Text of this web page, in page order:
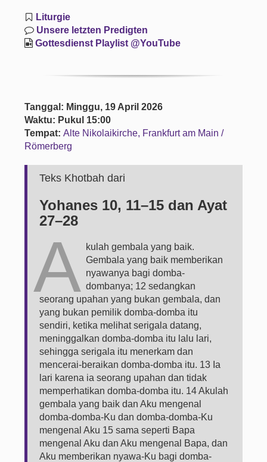
Liturgie
Unsere letzten Predigten
Gottesdienst Playlist @YouTube
Tanggal: Minggu, 19 April 2026
Waktu: Pukul 15:00
Tempat:Alte Nikolaikirche, Frankfurt am Main /
Römerberg
Teks Khotbah dari
Yohanes 10, 11–15 dan Ayat
27–28
A
kulah gembala yang baik.
Gembala yang baik memberikan
nyawanya bagi domba-
dombanya; 12 sedangkan
seorang upahan yang bukan gembala, dan
yang bukan pemilik domba-domba itu
sendiri, ketika melihat serigala datang,
meninggalkan domba-domba itu lalu lari,
sehingga serigala itu menerkam dan
mencerai-beraikan domba-domba itu. 13 Ia
lari karena ia seorang upahan dan tidak
memperhatikan domba-domba itu. 14 Akulah
gembala yang baik dan Aku mengenal
domba-domba-Ku dan domba-domba-Ku
mengenal Aku 15 sama seperti Bapa
mengenal Aku dan Aku mengenal Bapa, dan
Aku memberikan nyawa-Ku bagi domba-